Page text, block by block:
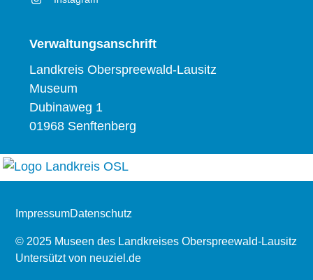
Verwaltungsanschrift
Landkreis Oberspreewald-Lausitz
Museum
Dubinaweg 1
01968 Senftenberg
© 2025 Museen des Landkreises Oberspreewald-Lausitz
Untersützt von neuziel.de
ImpressumDatenschutz